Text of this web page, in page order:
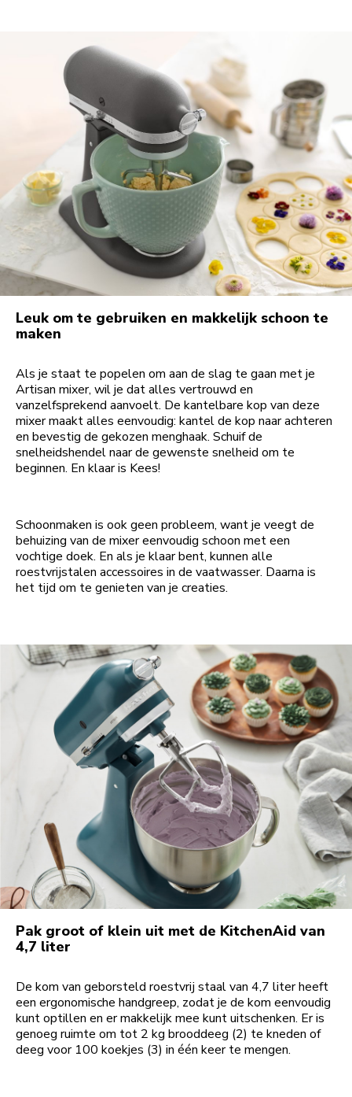
Leuk om te gebruiken en makkelijk schoon te
maken
Als je staat te popelen om aan de slag te gaan met je
Artisan mixer, wil je dat alles vertrouwd en
vanzelfsprekend aanvoelt. De kantelbare kop van deze
mixer maakt alles eenvoudig: kantel de kop naar achteren
en bevestig de gekozen menghaak. Schuif de
snelheidshendel naar de gewenste snelheid om te
beginnen. En klaar is Kees!
Schoonmaken is ook geen probleem, want je veegt de
behuizing van de mixer eenvoudig schoon met een
vochtige doek. En als je klaar bent, kunnen alle
roestvrijstalen accessoires in de vaatwasser. Daarna is
het tijd om te genieten van je creaties.
Pak groot of klein uit met de KitchenAid van
4,7 liter
De kom van geborsteld roestvrij staal van 4,7 liter heeft
een ergonomische handgreep, zodat je de kom eenvoudig
kunt optillen en er makkelijk mee kunt uitschenken. Er is
genoeg ruimte om tot 2 kg brooddeeg (2) te kneden of
deeg voor 100 koekjes (3) in één keer te mengen.